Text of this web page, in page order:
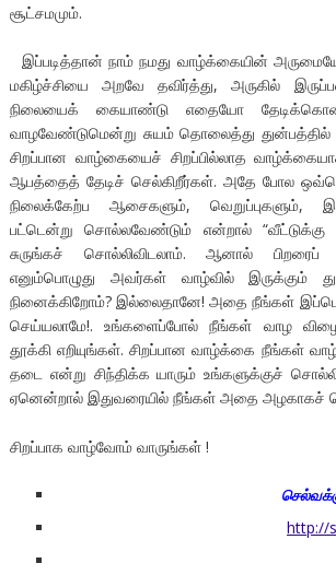
சூட்சமமும்.
இப்படித்தான் நாம் நமது வாழ்க்கையின்
மகிழ்ச்சியை அறவே தவிர்த்து, அருகில்
நிலையைக் கையாண்டு எதையோ
வாழவேண்டுமென்று சுயம் தொலைத்து
சிறப்பான வாழ்கையைச் சிறப்பில்லாத
ஆபத்தைத் தேடிச் செல்கிறீர்கள். அதே போல
நிலைக்கேற்ப ஆசைகளும், வெறுப்புகளும்,
பட்டென்று சொல்லவேண்டும் என்றால் “வீட்டுக்கு
சுருங்கச் சொல்லிவிடலாம். ஆனால்
எனும்பொழுது அவர்கள் வாழ்வில் இருக்கும்
நினைக்கிறோம்? இல்லைதானே! அதை நீங்கள்
செய்யலாமே!. உங்களைப்போல் நீங்கள் வாழ
தூக்கி எறியுங்கள். சிறப்பான வாழ்க்கை நீங்கள்
தடை என்று சிந்திக்க யாரும் உங்களுக்குச்
ஏனென்றால் இதுவரையில் நீங்கள் அதை அழகாகச்
சிறப்பாக வாழ்வோம் வாருங்கள் !
http://